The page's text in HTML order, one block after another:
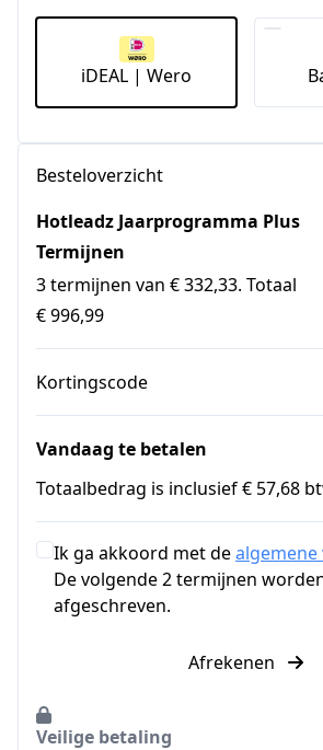
iDEAL | Wero
Besteloverzicht
Hotleadz Jaarprogramma Plus
Termijnen
3 termijnen van € 332,33. Totaal
€ 996,99
Kortingscode
Vandaag te betalen
Totaalbedrag is inclusief € 57,68
Ik ga akkoord met de
De volgende 2 termijnen
afgeschreven.
Afrekenen
Veilige betaling